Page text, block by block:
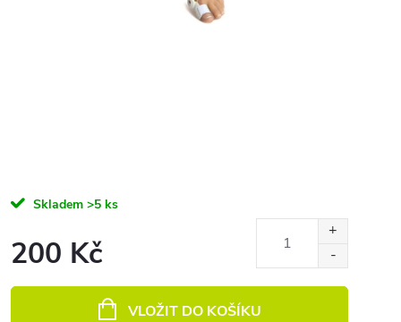
Skladem >5 ks
200 Kč
VLOŽIT DO KOŠÍKU